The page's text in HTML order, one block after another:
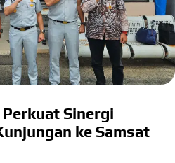
Sinergi
ke Samsat